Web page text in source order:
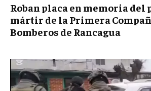
Roban placa en memoria
mártir de la Primera
Bomberos de Rancagua